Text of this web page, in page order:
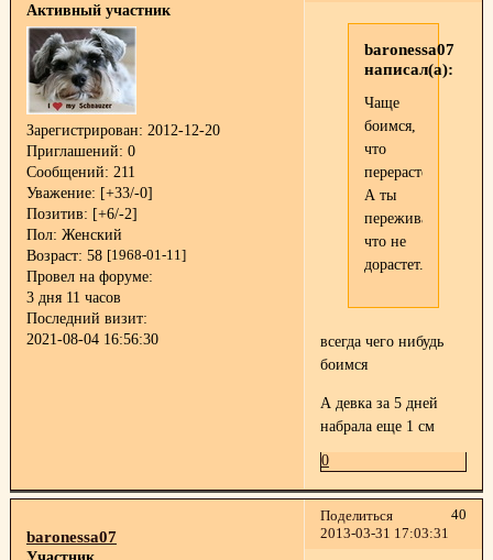
Активный участник
Зарегистрирован: 2012-12-20
Приглашений: 0
Сообщений: 211
Уважение: [+33/-0]
Позитив: [+6/-2]
Пол: Женский
Возраст: 58 [1968-01-11]
Провел на форуме:
3 дня 11 часов
Последний визит:
2021-08-04 16:56:30
baronessa07
написал(а):
Чаще
боимся,
что
перерастет...
А ты
переживаешь,
что не
дорастет...
всегда чего нибудь
боимся
А девка за 5 дней
набрала еще 1 см
0
Поделиться
40
2013-03-31 17:03:31
baronessa07